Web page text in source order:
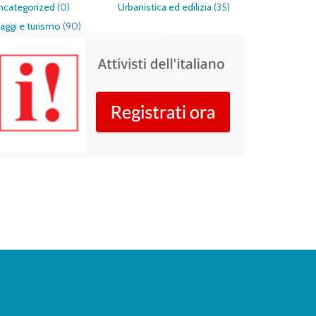
(0) Urbanistica ed edilizia(35)
e turismo (90)